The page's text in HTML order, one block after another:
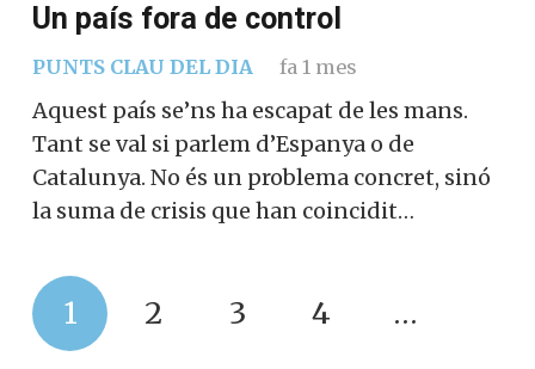
Un país fora de control
PUNTS CLAU DEL DIA fa 1 mes
Aquest país se’ns ha escapat de les mans.
Tant se val si parlem d’Espanya o de
Catalunya. No és un problema concret, sinó
la suma de crisis que han coincidit…
1 2 3 4 …